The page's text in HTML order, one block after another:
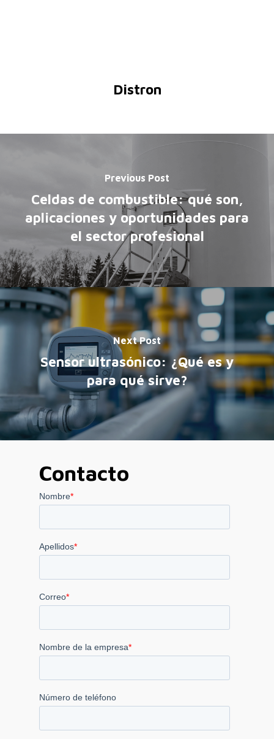
Distron
Previous Post
Celdas de combustible: qué son,
aplicaciones y oportunidades para
el sector profesional
Next Post
Sensor ultrasónico: ¿Qué es y
para qué sirve?
Contacto